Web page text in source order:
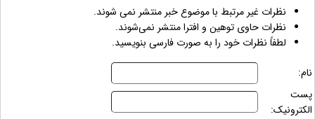
نظرات غیر مرتبط با موضوع خبر منتشر نمی شوند.
نظرات حاوی توهین و افترا منتشر نمی‌شوند.
لطفاً نظرات خود را به صورت فارسی بنویسید.
نام:
پست
الکترونیک: